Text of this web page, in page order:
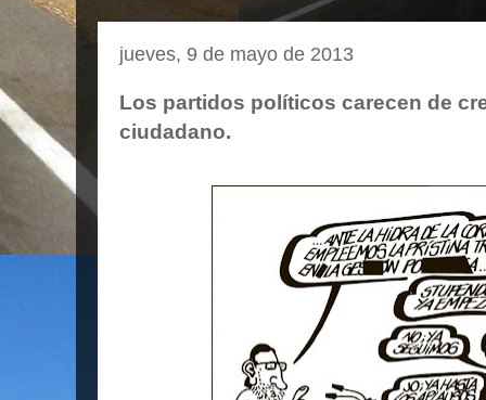
jueves, 9 de mayo de 2013
Los partidos políticos carecen de
ciudadano.